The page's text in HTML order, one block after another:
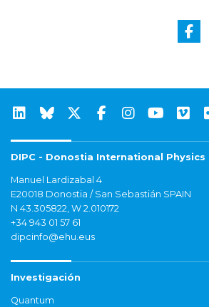
DIPC - Donostia International Physics
Manuel Lardizabal 4
E20018 Donostia / San Sebastián SPAIN
N 43.305822, W 2.010172
+34 943 01 57 61
dipcinfo@ehu.eus
Investigación
Quantum